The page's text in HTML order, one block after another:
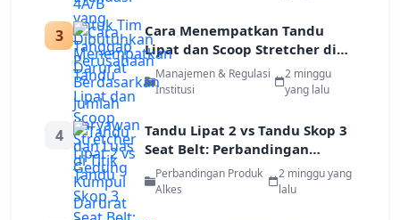
3
Cara Menempatkan Tandu
Lipat dan Scoop Stretcher di
Titik Kumpul Darurat
Perusahaan
Manajemen & Regulasi
Institusi
2 minggu
yang lalu
4
Tandu Lipat 2 vs Tandu Skop 3
Seat Belt: Perbandingan
Keamanan Evakuasi untuk
Industri
Perbandingan Produk
Alkes
2 minggu yang
lalu